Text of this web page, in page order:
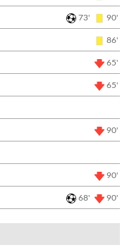
73' 90'
86'
65'
65'
90'
90'
68' 90'